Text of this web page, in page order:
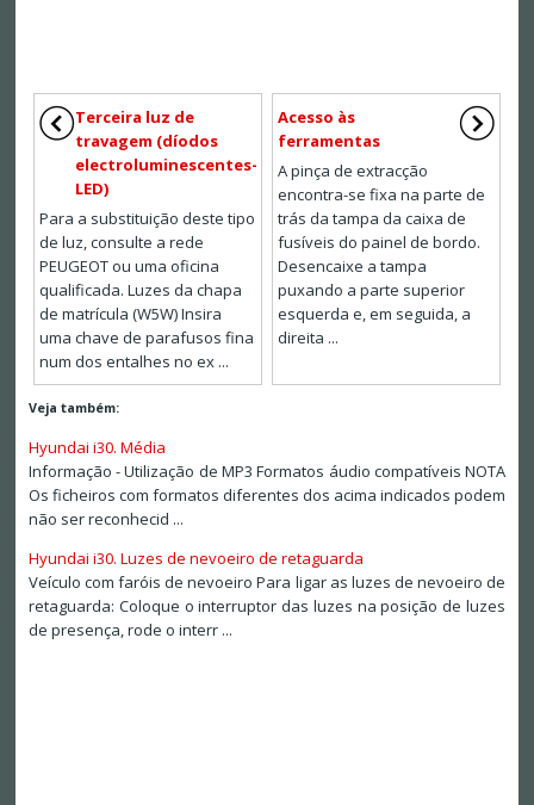
Terceira luz de
travagem (díodos
electroluminescentes-
LED)
Para a substituição deste tipo
de luz, consulte a rede
PEUGEOT ou uma oficina
qualificada. Luzes da chapa
de matrícula (W5W) Insira
uma chave de parafusos fina
num dos entalhes no ex ...
Acesso às
ferramentas
A pinça de extracção
encontra-se fixa na parte de
trás da tampa da caixa de
fusíveis do painel de bordo.
Desencaixe a tampa
puxando a parte superior
esquerda e, em seguida, a
direita ...
Veja também:
Hyundai i30. Média
Informação - Utilização de MP3 Formatos áudio compatíveis NOTA
Os ficheiros com formatos diferentes dos acima indicados podem
não ser reconhecid ...
Hyundai i30. Luzes de nevoeiro de retaguarda
Veículo com faróis de nevoeiro Para ligar as luzes de nevoeiro de
retaguarda: Coloque o interruptor das luzes na posição de luzes
de presença, rode o interr ...